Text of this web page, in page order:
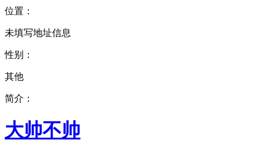
位置：
未填写地址信息
性别：
其他
简介：
大帅不帅